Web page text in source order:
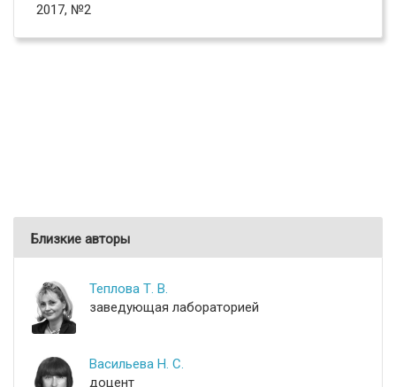
2017, №2
Близкие авторы
Теплова Т. В.
заведующая лабораторией
Васильева Н. С.
доцент